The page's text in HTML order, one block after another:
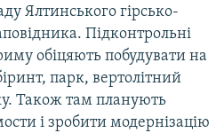
Ялтинського гірсько-
Підконтрольні
обіцяють побудувати на
парк, вертолітний
Також там планують
і зробити модернізацію